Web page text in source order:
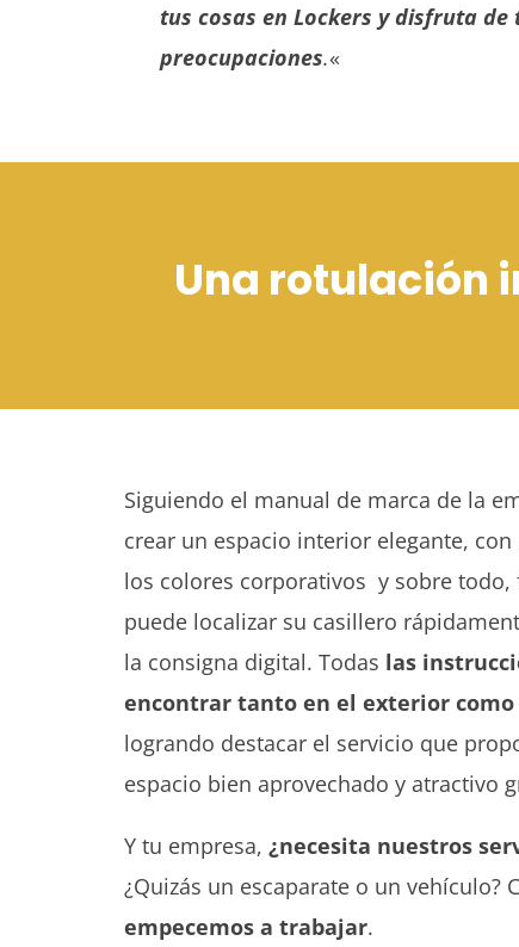
tus cosas en Lockers y disfruta de
preocupaciones.«
Una rotulación
Siguiendo el manual de marca de la
crear un espacio interior elegante,
los colores corporativos y sobre todo,
puede localizar su casillero
la consigna digital. Todas las
encontrar tanto en el exterior
logrando destacar el servicio que
espacio bien aprovechado y atractivo
Y tu empresa, ¿necesita nuestros
¿Quizás un escaparate o un vehículo?
empecemos a trabajar.